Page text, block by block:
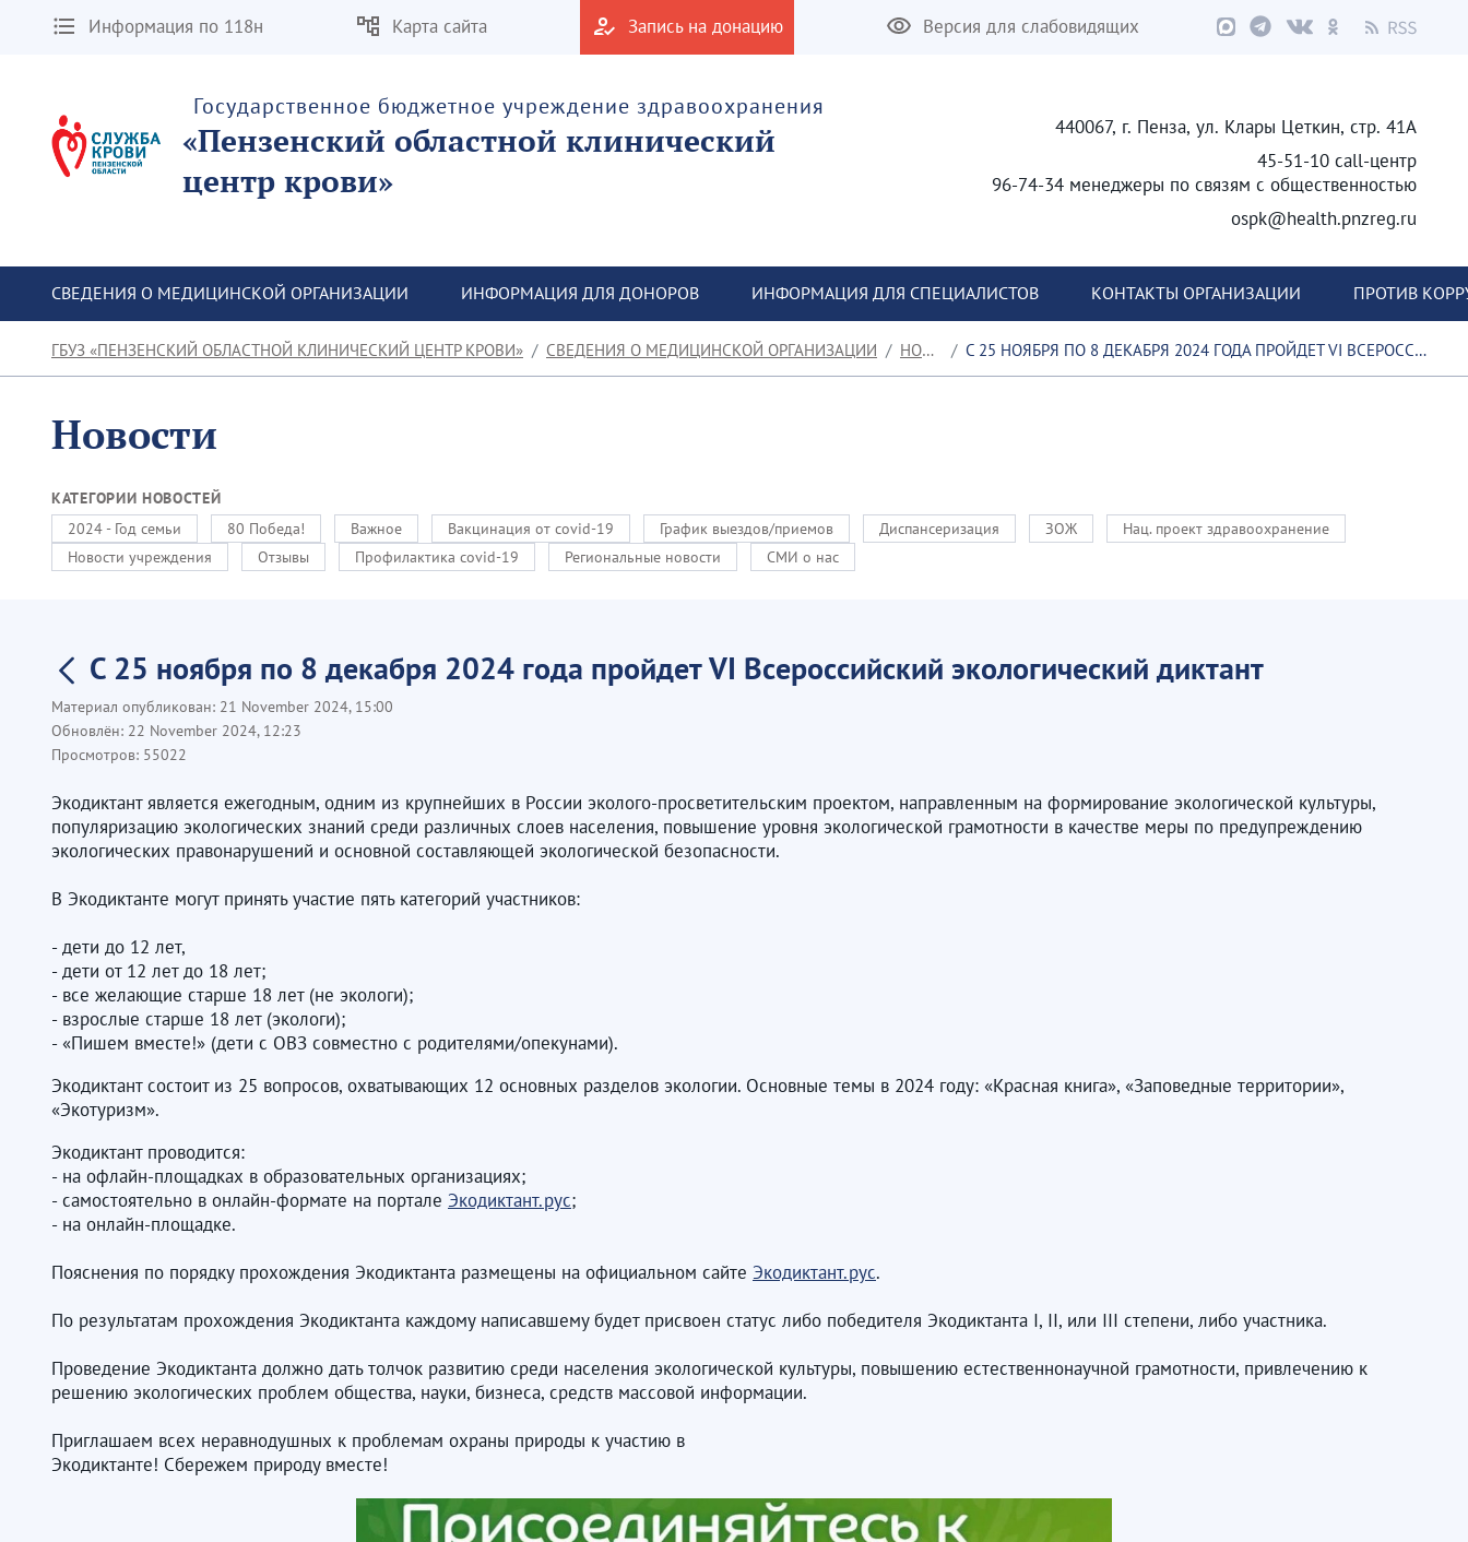
Информация по 118н Карта сайта Запись на донацию Версия для слабовидящих
Государственное бюджетное учреждение здравоохранения
«Пензенский областной клинический
центр крови»
440067, г. Пенза, ул. Клары Цеткин, стр. 41А
45-51-10 call-центр
96-74-34 менеджеры по связям с общественностью
ospk@health.pnzreg.ru
СВЕДЕНИЯ О МЕДИЦИНСКОЙ ОРГАНИЗАЦИИ ИНФОРМАЦИЯ ДЛЯ ДОНОРОВ ИНФОРМАЦИЯ ДЛЯ СПЕЦИАЛИСТОВ КОНТАКТЫ ОРГАНИЗАЦИИ ПРОТИВ
ГБУЗ «ПЕНЗЕНСКИЙ ОБЛАСТНОЙ КЛИНИЧЕСКИЙ ЦЕНТР КРОВИ» СВЕДЕНИЯ О МЕДИЦИНСКОЙ ОРГАНИЗАЦИИ НОВОСТИ С 25 НОЯБРЯ ПО 8 ДЕКАБРЯ 2024 ГОДА ПРОЙДЕТ VI ВСЕРОССИЙСКИЙ ЭКОЛОГИЧЕСКИЙ ДИКТАНТ
Новости
КАТЕГОРИИ НОВОСТЕЙ
2024 - Год семьи
80 Победа! Важное Вакцинация от covid-19 График выездов/приемов Диспансеризация ЗОЖ
Нац. проект здравоохранение
Новости учреждения
Отзывы Профилактика covid-19 Региональные новости СМИ о нас
С 25 ноября по 8 декабря 2024 года пройдет VI Всероссийский экологический диктант
Материал опубликован: 21 November 2024, 15:00
Обновлён: 22 November 2024, 12:23
Просмотров: 55022
Экодиктант является ежегодным, одним из крупнейших в России эколого-просветительским проектом, направленным на формирование экологической культуры,
популяризацию экологических знаний среди различных слоев населения, повышение уровня экологической грамотности в качестве меры по предупреждению
экологических правонарушений и основной составляющей экологической безопасности.
В Экодиктанте могут принять участие пять категорий участников:
- дети до 12 лет,
- дети от 12 лет до 18 лет;
- все желающие старше 18 лет (не экологи);
- взрослые старше 18 лет (экологи);
- «Пишем вместе!» (дети с ОВЗ совместно с родителями/опекунами).
Экодиктант состоит из 25 вопросов, охватывающих 12 основных разделов экологии. Основные темы в 2024 году: «Красная книга», «Заповедные территории»,
«Экотуризм».
Экодиктант проводится:
- на офлайн-площадках в образовательных организациях;
- самостоятельно в онлайн-формате на портале Экодиктант.рус;
- на онлайн-площадке.
Пояснения по порядку прохождения Экодиктанта размещены на официальном сайте Экодиктант.рус.
По результатам прохождения Экодиктанта каждому написавшему будет присвоен статус либо победителя Экодиктанта I, II, или III степени, либо участника.
Проведение Экодиктанта должно дать толчок развитию среди населения экологической культуры, повышению естественнонаучной грамотности, привлечению к
решению экологических проблем общества, науки, бизнеса, средств массовой информации.
Приглашаем всех неравнодушных к проблемам охраны природы к участию в
Экодиктанте! Сбережем природу вместе!